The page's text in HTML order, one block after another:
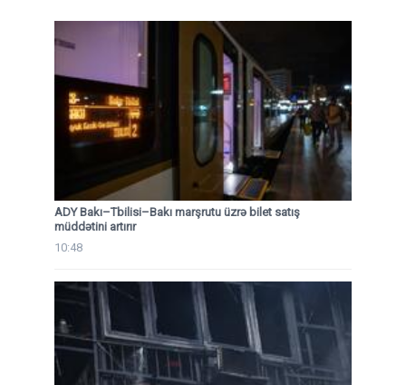
ADY Bakı–Tbilisi–Bakı marşrutu üzrə bilet satış
müddətini artırır
10:48